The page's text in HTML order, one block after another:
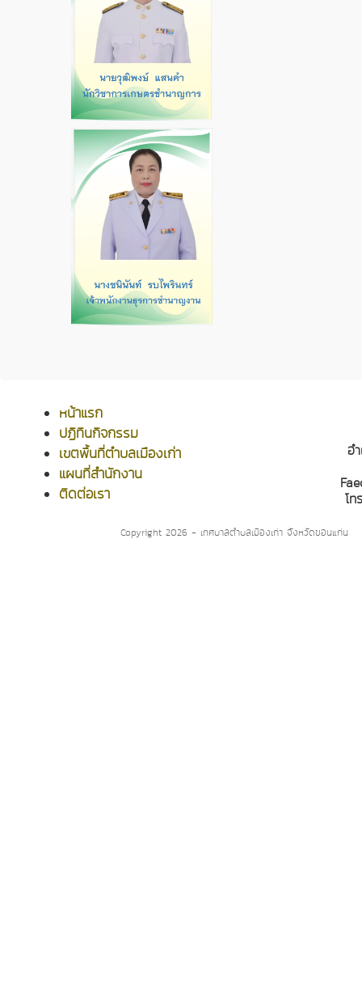
Copyright 2026 - เทศบาลตำบลเมืองเก่า จังหวัดขอนแก่น
หน้าแรก
ปฏิทินกิจกรรม
เขตพื้นที่ตำบลเมืองเก่า
แผนที่สำนักงาน
ติดต่อเรา
อ
โ